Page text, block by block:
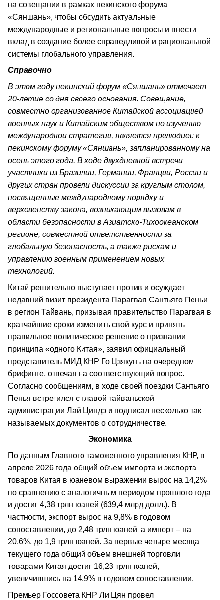
на совещании в рамках пекинского форума
«Сяншань», чтобы обсудить актуальные
международные и региональные вопросы и внести
вклад в создание более справедливой и рациональной
системы глобального управления.
Справочно
В этом году пекинский форум «Сяншань» отмечает
20-летие со дня своего основания. Совещание,
совместно организованное Китайской ассоциацией
военных наук и Китайским обществом по изучению
международной стратегии, является прелюдией к
пекинскому форуму «Сяншань», запланированному на
осень этого года. В ходе двухдневной встречи
участники из Бразилии, Германии, Франции, России и
других стран провели дискуссии за круглым столом,
посвященные международному порядку и
верховенству закона, возникающим вызовам в
области безопасности в Азиатско-Тихоокеанском
регионе, совместной ответственности за
глобальную безопасность, а также рискам и
управлению военным применением новых
технологий.
Китай решительно выступает против и осуждает
недавний визит президента Парагвая Сантьяго Пеньи
в регион Тайвань, призывая правительство Парагвая в
кратчайшие сроки изменить свой курс и принять
правильное политическое решение о признании
принципа «одного Китая», заявил официальный
представитель МИД КНР Го Цзякунь на очередном
брифинге, отвечая на соответствующий вопрос.
Согласно сообщениям, в ходе своей поездки Сантьяго
Пенья встретился с главой тайваньской
администрации Лай Циндэ и подписал несколько так
называемых документов о сотрудничестве.
Экономика
По данным Главного таможенного управления КНР, в
апреле 2026 года общий объем импорта и экспорта
товаров Китая в юаневом выражении вырос на 14,2%
по сравнению с аналогичным периодом прошлого года
и достиг 4,38 трлн юаней (639,4 млрд долл.). В
частности, экспорт вырос на 9,8% в годовом
сопоставлении, до 2,48 трлн юаней, а импорт – на
20,6%, до 1,9 трлн юаней. За первые четыре месяца
текущего года общий объем внешней торговли
товарами Китая достиг 16,23 трлн юаней,
увеличившись на 14,9% в годовом сопоставлении.
Премьер Госсовета КНР Ли Цян провел